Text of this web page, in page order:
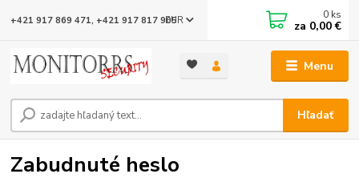
Menu
EUR
Hľadať
+421 917 869 471, +421 917 817 905 0 ks
za 0,00 €
Zabudnuté heslo